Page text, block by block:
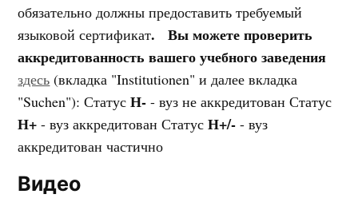
обязательно должны предоставить требуемый
языковой сертификат.
Вы можете проверить
аккредитованность вашего учебного заведения
здесь (вкладка "Institutionen" и далее вкладка
"Suchen"): СтатусН- - вуз не аккредитован Статус
Н+ - вуз аккредитован СтатусН+/- - вуз
аккредитован частично
Видео